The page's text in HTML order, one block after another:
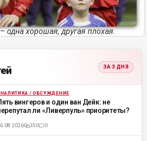
одна хорошая, другая плохая.
ЗА 3 ДНЯ
/ ОБСУЖДЕНИЕ
вингеров и один ван Дейк: не
ли «Ливерпуль» приоритеты?
350 0